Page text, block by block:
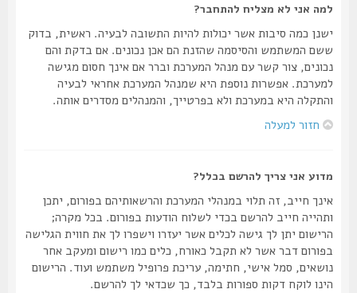
למה אני לא מצליח להתחבר?
ישנן כמה סיבות אשר יכולות להיות התשובה לבעיה. ראשית, בדוק
ששם המשתמש והסיסמה שהזנת הם אכן נכונים. אם בדקת והם
נכונים, צור קשר עם מנהל המערכת וברר אם אינך חסום מגישה
למערכת. אפשרות נוספת היא שמנהל המערכת אחראי לבעיה
והתקלה היא במערכת ולא בפרטייך, והמנהלים מסדרים אותה.
חזור למעלה
מדוע אני צריך להרשם בכלל?
אינך חייב, זה תלוי במנהלי המערכת והרשאותיהם בפורום, יתכן
ותהייה חייב להרשם בכדי לשלוח הודעות בפורום. בכל מקרה;
הרישום יתן לך גישה לכלים אשר יעזרו וישפרו לך את חווית הגלישה
בפורום דבר אשר לא תקבל כאורח, כלים כמו רישום ומעקב אחר
נושאים, סמל אישי, חתימה, עריכת פרופיל משתמש ועוד. הרישום
הינו לוקח דקות ספורות בלבד, כך שכדאי לך להרשם.